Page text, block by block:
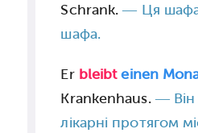
Schrank.— Ця
шафа.
Er bleibteinen
Krankenhaus.— Він
лікарні протягом